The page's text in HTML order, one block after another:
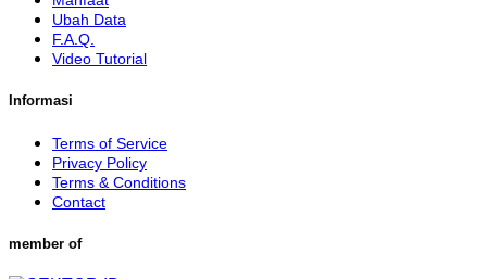
Ubah Data
F.A.Q.
Video Tutorial
Informasi
Terms of Service
Privacy Policy
Terms & Conditions
Contact
member of